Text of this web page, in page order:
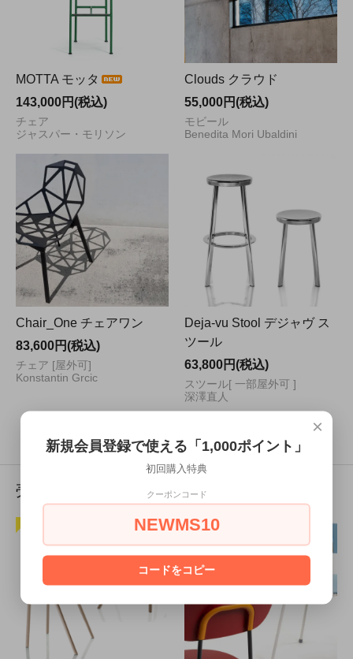
MOTTA モッタ
143,000円(税込)
チェア
ジャスパー・モリソン
Clouds クラウド
55,000円(税込)
モビール
Benedita Mori Ubaldini
Chair_One チェアワン
83,600円(税込)
チェア [屋外可]
Konstantin Grcic
Deja-vu Stool デジャヴ ス
ツール
63,800円(税込)
スツール[ 一部屋外可 ]
深澤直人
続きを見る
売れ筋商品
×
新規会員登録で使える「1,000ポイント」
初回購入特典
クーポンコード
NEWMS10
コードをコピー